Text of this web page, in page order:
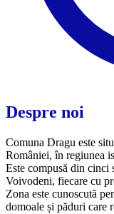
Despre noi
Comuna Dragu este
României, în regiunea
Este compusă din cinci
Voivodeni, fiecare cu
Zona este cunoscută
domoale și păduri care